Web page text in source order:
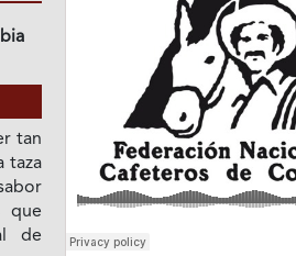
tan
taza
que
de